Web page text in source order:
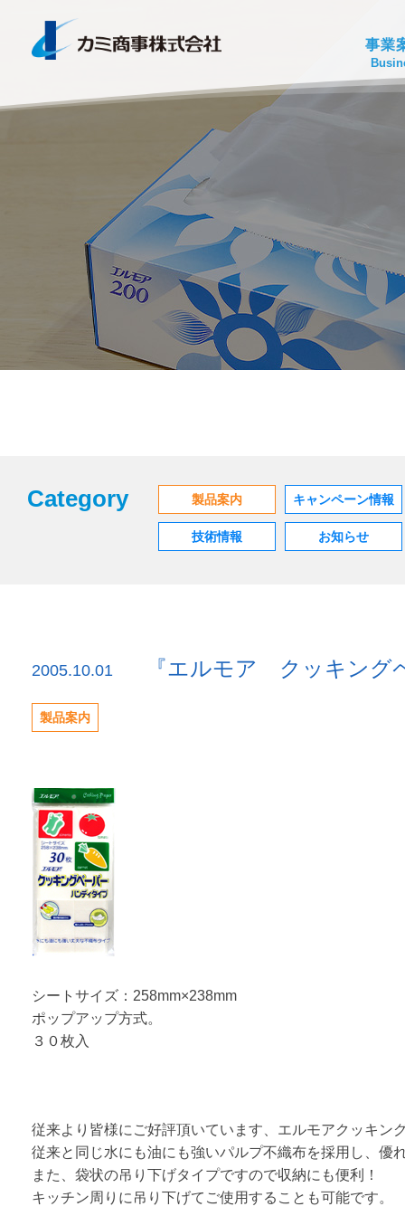
事業
Category 製品案内 キャンペーン情報
技術情報 お知らせ
2005.10.01 『エルモア クッキン
製品案内
シートサイズ：258mm×238mm
ポップアップ方式。
３０枚入
従来より皆様にご好評頂いています、エルモアクッキ
従来と同じ水にも油にも強いパルプ不織布を採用し、優
また、袋状の吊り下げタイプですので収納にも便利！
キッチン周りに吊り下げてご使用することも可能です。